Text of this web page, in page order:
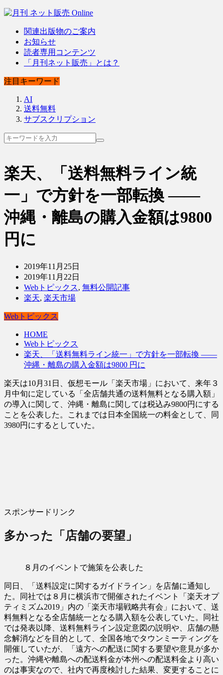
関連出版物のご案内
お知らせ
読者専用コンテンツ
「月刊ネット販売」とは？
注目キーワード
AI
送料無料
サブスクリプション
楽天、「送料無料ライン統
一」で方針を一部転換 ――
沖縄・離島の購入金額は9800
円に
2019年11月25日
2019年11月22日
Webトピックス, 無料公開記事
楽天, 楽天市場
Webトピックス
HOME
Webトピックス
楽天、「送料無料ライン統一」で方針を一部転換 ――
沖縄・離島の購入金額は9800 円に
楽天は10月31日、仮想モール「楽天市場」において、来年３
月中旬に定している「全店舗共通の送料無料となる購入額」
の導入に関して、沖縄・離島に関しては税込み9800円にする
ことを公表した。これまでは日本全国統一の料金として、同
3980円にするとしていた。
スポンサードリンク
多かった「店舗の要望」
８月のイベントで施策を公表した
同日、「送料設定に関するガイドライン」を店舗に通知し
た。同社では８月に横浜市で開催されたイベント「楽天オプ
ティミズム2019」内の「楽天市場戦略共有会」において、送
料無料となる全店舗統一となる購入額を公表していた。同社
では発表以降、送料無料ライン設定意図の説明や、店舗の懸
念解消などを目的として、全国各地でタウンミーティングを
開催していたが、「遠方への配送に関する要望や意見が多か
った。沖縄や離島への配送料金が本州への配送料金より高い
のは事実なので、社内で再度検討した結果、変更することに